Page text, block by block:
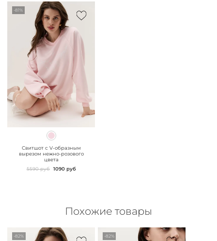
-81%
" class="js-prevent-
Свитшот с V-образным
вырезом нежно-розового
цвета
5590 руб 1090 руб
Похожие товары
-82% -82%